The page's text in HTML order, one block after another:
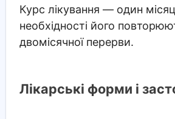
Курс лікування — один
необхідності його
двомісячної перерви.
Лікарські форми і